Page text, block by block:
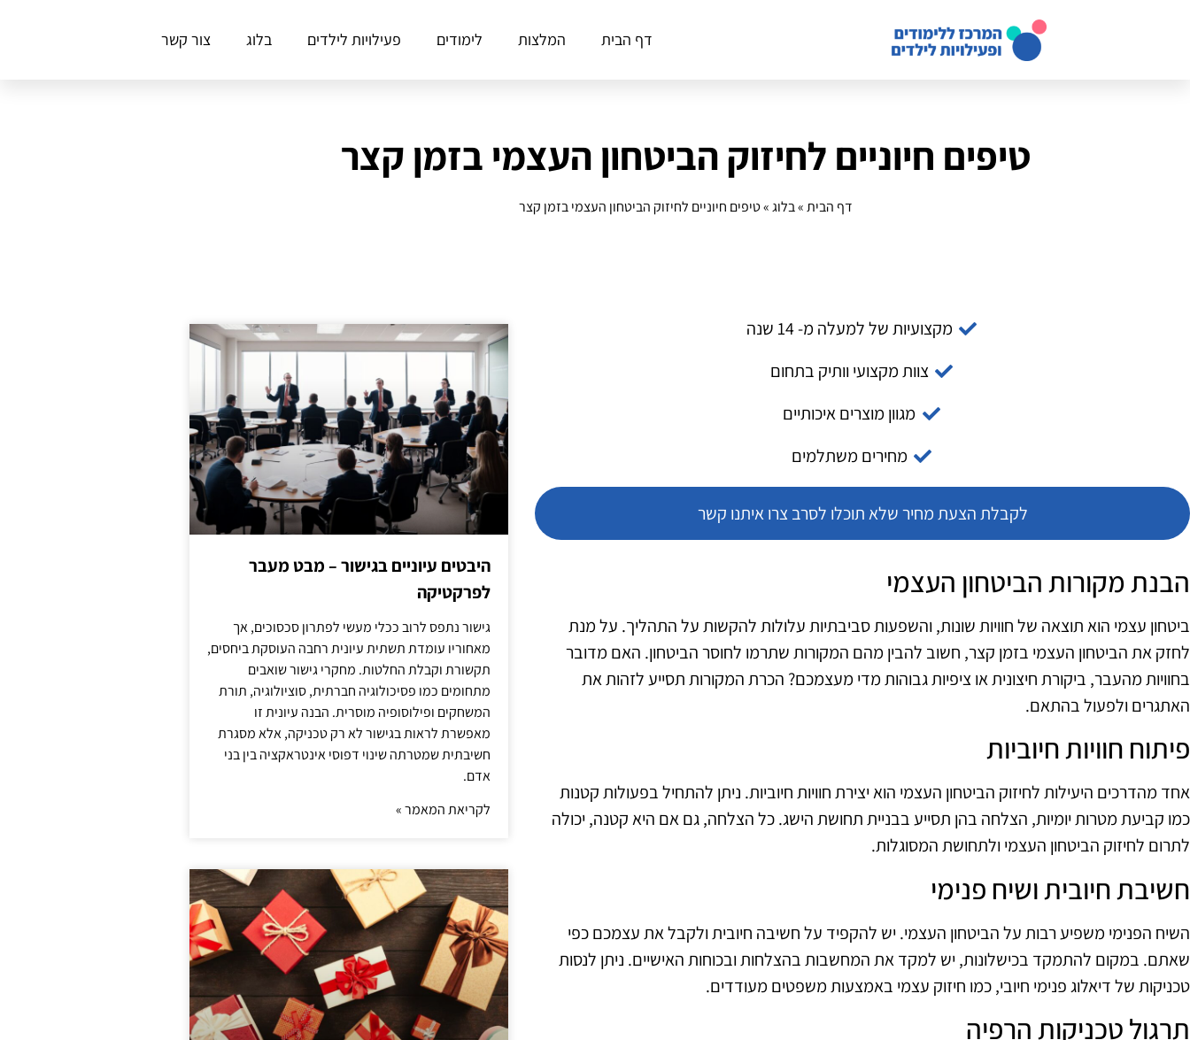
דף הבית המלצות לימודים פעילויות לילדים בלוג צור קשר
טיפים חיוניים לחיזוק הביטחון העצמי בזמן קצר
דף הבית»בלוג»טיפים חיוניים לחיזוק הביטחון העצמי בזמן קצר
מקצועיות של למעלה מ- 14 שנה
צוות מקצועי וותיק בתחום
מגוון מוצרים איכותיים
מחירים משתלמים
לקבלת הצעת מחיר שלא תוכלו לסרב צרו איתנו קשר
הבנת מקורות הביטחון העצמי
ביטחון עצמי הוא תוצאה של חוויות שונות, והשפעות סביבתיות עלולות להקשות על התהליך. על מנת
לחזק את הביטחון העצמי בזמן קצר, חשוב להבין מהם המקורות שתרמו לחוסר הביטחון. האם מדובר
בחוויות מהעבר, ביקורת חיצונית או ציפיות גבוהות מדי מעצמכם? הכרת המקורות תסייע לזהות את
האתגרים ולפעול בהתאם.
פיתוח חוויות חיוביות
אחד מהדרכים היעילות לחיזוק הביטחון העצמי הוא יצירת חוויות חיוביות. ניתן להתחיל בפעולות קטנות
כמו קביעת מטרות יומיות, הצלחה בהן תסייע בבניית תחושת הישג. כל הצלחה, גם אם היא קטנה, יכולה
לתרום לחיזוק הביטחון העצמי ולתחושת המסוגלות.
חשיבת חיובית ושיח פנימי
השיח הפנימי משפיע רבות על הביטחון העצמי. יש להקפיד על חשיבה חיובית ולקבל את עצמכם כפי
שאתם. במקום להתמקד בכישלונות, יש למקד את המחשבות בהצלחות ובכוחות האישיים. ניתן לנסות
טכניקות של דיאלוג פנימי חיובי, כמו חיזוק עצמי באמצעות משפטים מעודדים.
תרגול טכניקות הרפיה
היבטים עיוניים בגישור – מבט מעבר
לפרקטיקה
גישור נתפס לרוב ככלי מעשי לפתרון סכסוכים, אך
מאחוריו עומדת תשתית עיונית רחבה העוסקת ביחסים,
תקשורת וקבלת החלטות. מחקרי גישור שואבים
מתחומים כמו פסיכולוגיה חברתית, סוציולוגיה, תורת
המשחקים ופילוסופיה מוסרית. הבנה עיונית זו
מאפשרת לראות בגישור לא רק טכניקה, אלא מסגרת
חשיבתית שמטרתה שינוי דפוסי אינטראקציה בין בני
אדם.
לקריאת המאמר »